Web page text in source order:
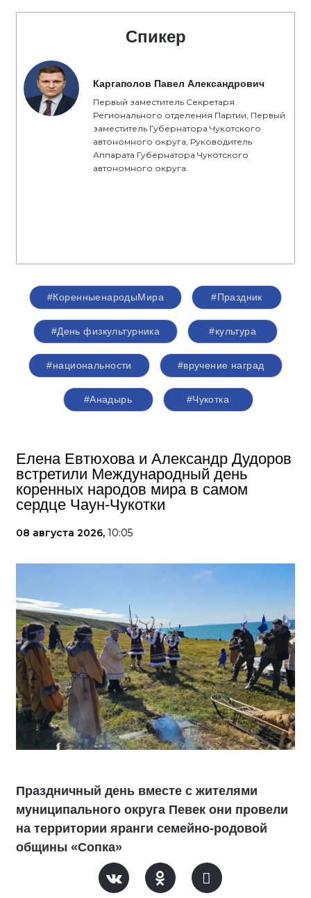
Спикер
Каргаполов Павел Александрович
Первый заместитель Секретаря
Регионального отделения Партии, Первый
заместитель Губернатора Чукотского
автономного округа, Руководитель
Аппарата Губернатора Чукотского
автономного округа.
#КоренныенародыМира #Праздник
#День физкультурника #культура
#национальности #вручение наград
#Анадырь #Чукотка
Елена Евтюхова и Александр Дудоров
встретили Международный день
коренных народов мира в самом
сердце Чаун-Чукотки
08 августа 2026, 10:05
Праздничный день вместе с жителями
муниципального округа Певек они провели
на территории яранги семейно-родовой
общины «Сопка»